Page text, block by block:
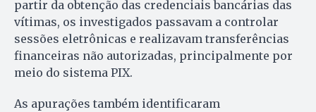
partir da obtenção das credenciais bancárias das
vítimas, os investigados passavam a controlar
sessões eletrônicas e realizavam transferências
financeiras não autorizadas, principalmente por
meio do sistema PIX.
As apurações também identificaram